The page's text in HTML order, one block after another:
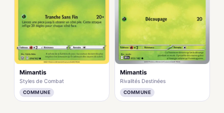
Mimantis
Styles de Combat
COMMUNE
Mimantis
Rivalités Destinées
COMMUNE